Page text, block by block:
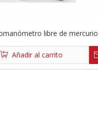
libre de mercurio
Añadir al carrito